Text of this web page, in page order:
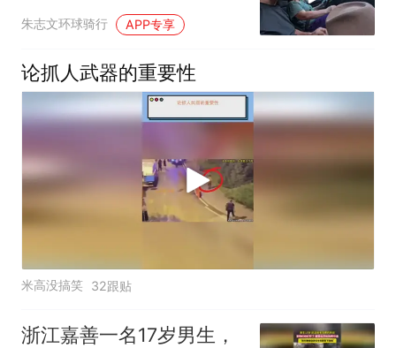
好心人顺风车
朱志文环球骑行 APP专享
论抓人武器的重要性
米高没搞笑 32跟贴
浙江嘉善一名17岁男生，